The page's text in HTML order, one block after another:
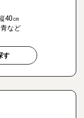
40㎝
など
す